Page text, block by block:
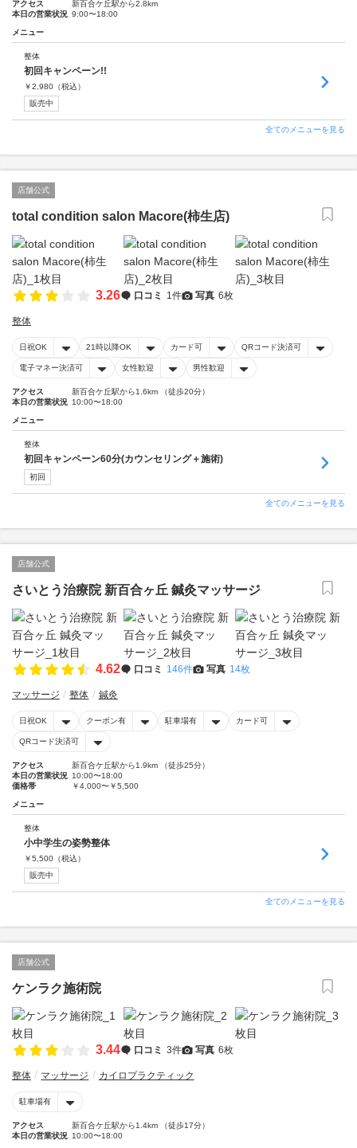
アクセス
新百合ケ丘駅から2.8km
本日の営業状況 9:00〜18:00
メニュー
整体
初回キャンペーン!!
￥2,980 （税込）
販売中
全てのメニューを見る
店舗公式
total condition salon Macore(柿生店)
3.26 口コミ 1件 写真 6枚
整体
日祝OK 21時以降OK カード可 QRコード決済可
電子マネー決済可 女性歓迎 男性歓迎
アクセス
新百合ケ丘駅から1.6km （徒歩20分）
本日の営業状況 10:00〜18:00
メニュー
整体
初回キャンペーン60分(カウンセリング＋施術)
初回
全てのメニューを見る
店舗公式
さいとう治療院 新百合ヶ丘 鍼灸マッサージ
4.62 口コミ 146件 写真 14枚
マッサージ 整体 鍼灸
日祝OK クーポン有 駐車場有 カード可
QRコード決済可
アクセス
新百合ケ丘駅から1.9km （徒歩25分）
本日の営業状況 10:00〜18:00
価格帯
￥4,000〜￥5,500
メニュー
整体
小中学生の姿勢整体
￥5,500 （税込）
販売中
全てのメニューを見る
店舗公式
ケンラク施術院
3.44 口コミ 3件 写真 6枚
整体 マッサージ カイロプラクティック
駐車場有
アクセス
新百合ケ丘駅から1.4km （徒歩17分）
本日の営業状況 10:00〜18:00